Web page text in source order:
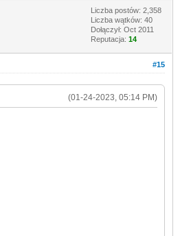
Liczba postów: 2,358
Liczba wątków: 40
Dołączył: Oct 2011
Reputacja: 14
#15
(01-24-2023, 05:14 PM)